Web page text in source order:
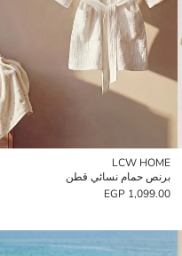
LCW HOME
برنص حمام نسائي قطن
1,099.00 EGP